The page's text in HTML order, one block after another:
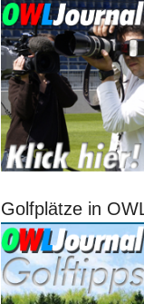
Golfplätze in